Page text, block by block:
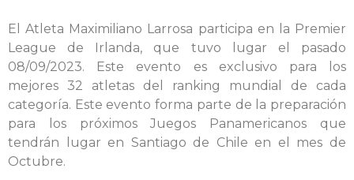
El Atleta Maximiliano Larrosa participa en la Premier
League de Irlanda, que tuvo lugar el pasado
08/09/2023. Este evento es exclusivo para los
mejores 32 atletas del ranking mundial de cada
categoría. Este evento forma parte de la preparación
para los próximos Juegos Panamericanos que
tendrán lugar en Santiago de Chile en el mes de
Octubre.